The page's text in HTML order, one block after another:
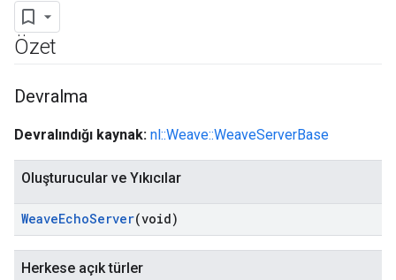
Özet
Devralma
Devralındığı kaynak: nl::Weave::WeaveServerBase
Oluşturucular ve Yıkıcılar
WeaveEchoServer(void)
Herkese açık türler